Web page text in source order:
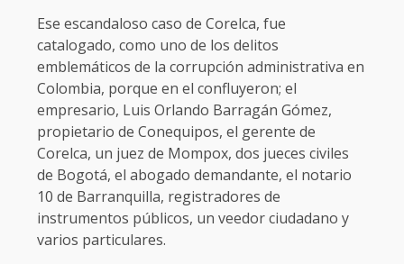
Ese escandaloso caso de Corelca, fue
catalogado, como uno de los delitos
emblemáticos de la corrupción administrativa en
Colombia, porque en el confluyeron; el
empresario, Luis Orlando Barragán Gómez,
propietario de Conequipos, el gerente de
Corelca, un juez de Mompox, dos jueces civiles
de Bogotá, el abogado demandante, el notario
10 de Barranquilla, registradores de
instrumentos públicos, un veedor ciudadano y
varios particulares.